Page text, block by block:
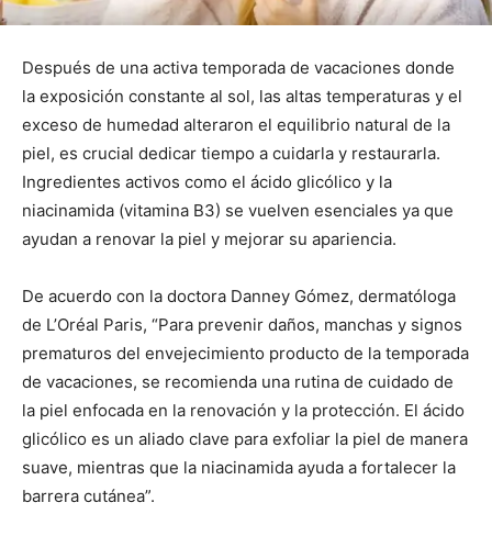
Después de una activa temporada de vacaciones donde
la exposición constante al sol, las altas temperaturas y el
exceso de humedad alteraron el equilibrio natural de la
piel, es crucial dedicar tiempo a cuidarla y restaurarla.
Ingredientes activos como el ácido glicólico y la
niacinamida (vitamina B3) se vuelven esenciales ya que
ayudan a renovar la piel y mejorar su apariencia.
De acuerdo con la doctora Danney Gómez, dermatóloga
de L’Oréal Paris, “Para prevenir daños, manchas y signos
prematuros del envejecimiento producto de la temporada
de vacaciones, se recomienda una rutina de cuidado de
la piel enfocada en la renovación y la protección. El ácido
glicólico es un aliado clave para exfoliar la piel de manera
suave, mientras que la niacinamida ayuda a fortalecer la
barrera cutánea”.